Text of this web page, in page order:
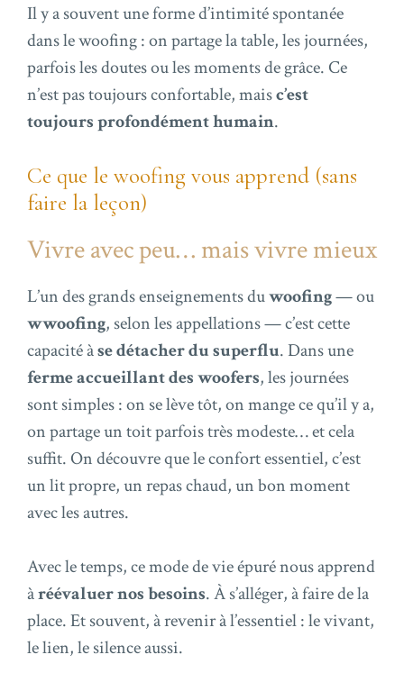
Il y a souvent une forme d’intimité spontanée
dans le woofing : on partage la table, les journées,
parfois les doutes ou les moments de grâce. Ce
n’est pas toujours confortable, maisc’est
toujours profondément humain.
Ce que le woofing vous apprend (sans
faire la leçon)
Vivre avec peu… mais vivre mieux
L’un des grands enseignements duwoofing— ou
wwoofing, selon les appellations — c’est cette
capacité àse détacher du superflu. Dans une
ferme accueillant des woofers, les journées
sont simples : on se lève tôt, on mange ce qu’il y a,
on partage un toit parfois très modeste… et cela
suffit. On découvre que le confort essentiel, c’est
un lit propre, un repas chaud, un bon moment
avec les autres.
Avec le temps, ce mode de vie épuré nous apprend
àréévaluer nos besoins. À s’alléger, à faire de la
place. Et souvent, à revenir à l’essentiel : le vivant,
le lien, le silence aussi.